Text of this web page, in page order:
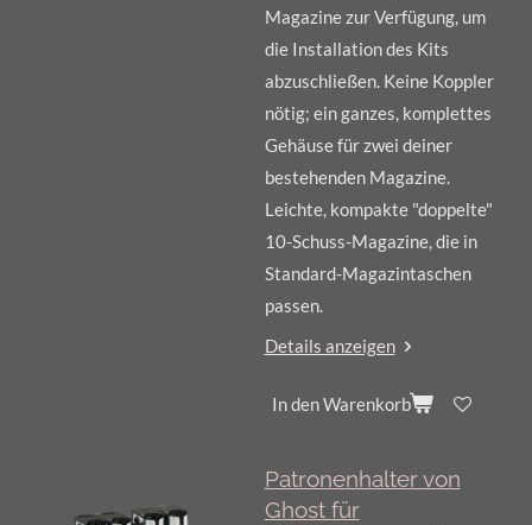
Magazine zur Verfügung, um
die Installation des Kits
abzuschließen. Keine Koppler
nötig; ein ganzes, komplettes
Gehäuse für zwei deiner
bestehenden Magazine.
Leichte, kompakte "doppelte"
10-Schuss-Magazine, die in
Standard-Magazintaschen
passen.
Details anzeigen
In den Warenkorb
Patronenhalter von
Ghost für